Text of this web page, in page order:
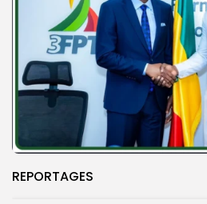
REPORTAGES